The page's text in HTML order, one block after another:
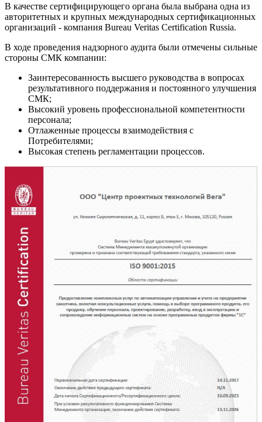
В качестве сертифицирующего органа была выбрана одна из
авторитетных и крупных международных сертификационных
организаций - компания Bureau Veritas Certification Russia.
В ходе проведения надзорного аудита были отмечены сильные
стороны СМК компании:
Заинтересованность высшего руководства в вопросах
результативного поддержания и постоянного улучшения
СМК;
Высокий уровень профессиональной компетентности
персонала;
Отлаженные процессы взаимодействия c
Потребителями;
Высокая степень регламентации процессов.